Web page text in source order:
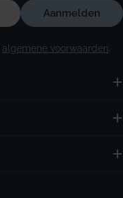
Aanmelden
algemene voorwaarden